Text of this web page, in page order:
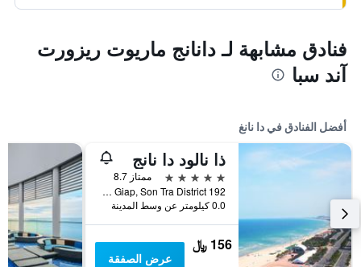
فنادق مشابهة لـ دانانج ماريوت ريزورت
آند سبا
أفضل الفنادق في دا نانغ
ذا نالود دا نانج
5 نجوم
ممتاز 8.7
192 Vo Nguyen Giap, Son Tra District, دا نانغ, فيتنام
0.0 كيلومتر عن وسط المدينة
156 ﷼
عرض الصفقة